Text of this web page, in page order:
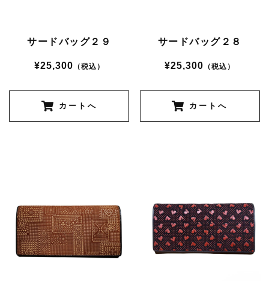
サードバッグ２９
¥25,300 （税込）
カートへ
サードバッグ２８
¥25,300 （税込）
カートへ